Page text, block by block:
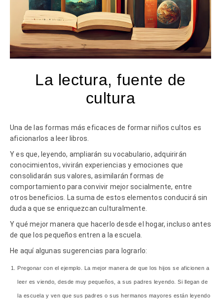
La lectura, fuente de
cultura
Una de las formas más eficaces de formar niños cultos es
aficionarlos a leer libros.
Y es que, leyendo, ampliarán su vocabulario, adquirirán
conocimientos, vivirán experiencias y emociones que
consolidarán sus valores, asimilarán formas de
comportamiento para convivir mejor socialmente, entre
otros beneficios. La suma de estos elementos conducirá sin
duda a que se enriquezcan culturalmente.
Y qué mejor manera que hacerlo desde el hogar, incluso antes
de que los pequeños entren a la escuela.
He aquí algunas sugerencias para lograrlo:
Pregonar con el ejemplo. La mejor manera de que los hijos se aficionen a
leer es viendo, desde muy pequeños, a sus padres leyendo. Si llegan de
la escuela y ven que sus padres o sus hermanos mayores están leyendo